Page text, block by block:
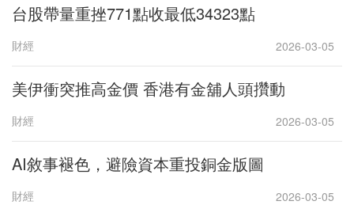
台股帶量重挫771點收最低34323點
財經 2026-03-05
美伊衝突推高金價 香港有金舖人頭攢動
財經 2026-03-05
AI敘事褪色，避險資本重投銅金版圖
財經 2026-03-05